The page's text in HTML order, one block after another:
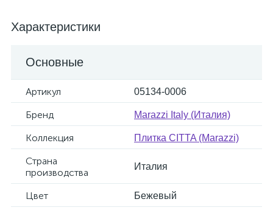
Характеристики
Основные
Артикул 05134-0006
Бренд Marazzi Italy (Италия)
Коллекция Плитка CITTA (Marazzi)
Страна
производства
Италия
Цвет Бежевый